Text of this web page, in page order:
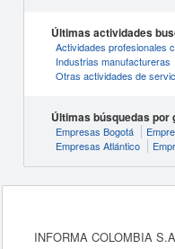
Últimas actividades
Actividades profesionales
Industrias manufactureras
Otras actividades de
Últimas búsquedas por
Empresas Bogotá
Empresas Atlántico
INFORMA COLOMBIA